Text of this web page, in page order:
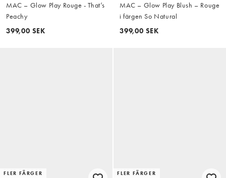
MAC – Glow Play Rouge - That’s
Peachy
399,00 SEK
MAC – Glow Play Blush – Rouge
i färgen So Natural
399,00 SEK
FLER FÄRGER FLER FÄRGER